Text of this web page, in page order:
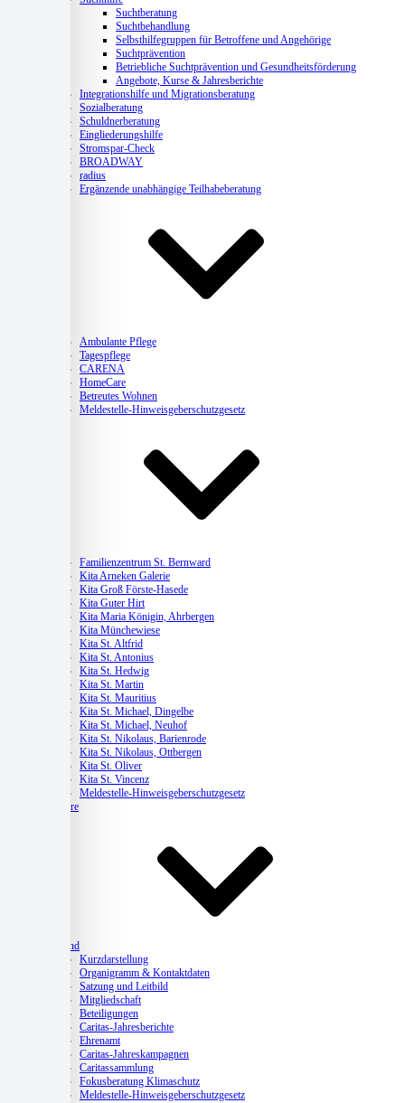
Suchtberatung
Suchtbehandlung
Selbsthilfegruppen für Betroffene und Angehörige
Suchtprävention
Betriebliche Suchtprävention und Gesundheitsförderung
Angebote, Kurse & Jahresberichte
Integrationshilfe und Migrationsberatung
Sozialberatung
Schuldnerberatung
Eingliederungshilfe
Stromspar-Check
BROADWAY
radius
Ergänzende unabhängige Teilhabeberatung
Ambulante Pflege
Tagespflege
CARENA
HomeCare
Betreutes Wohnen
Meldestelle-Hinweisgeberschutzgesetz
Familienzentrum St. Bernward
Kita Arneken Galerie
Kita Groß Förste-Hasede
Kita Guter Hirt
Kita Maria Königin, Ahrbergen
Kita Münchewiese
Kita St. Altfrid
Kita St. Antonius
Kita St. Hedwig
Kita St. Martin
Kita St. Mauritius
Kita St. Michael, Dingelbe
Kita St. Michael, Neuhof
Kita St. Nikolaus, Barienrode
Kita St. Nikolaus, Ottbergen
Kita St. Oliver
Kita St. Vincenz
Meldestelle-Hinweisgeberschutzgesetz
Karriere
Verband
Kurzdarstellung
Organigramm & Kontaktdaten
Satzung und Leitbild
Mitgliedschaft
Beteiligungen
Caritas-Jahresberichte
Ehrenamt
Caritas-Jahreskampagnen
Caritassammlung
Fokusberatung Klimaschutz
Meldestelle-Hinweisgeberschutzgesetz